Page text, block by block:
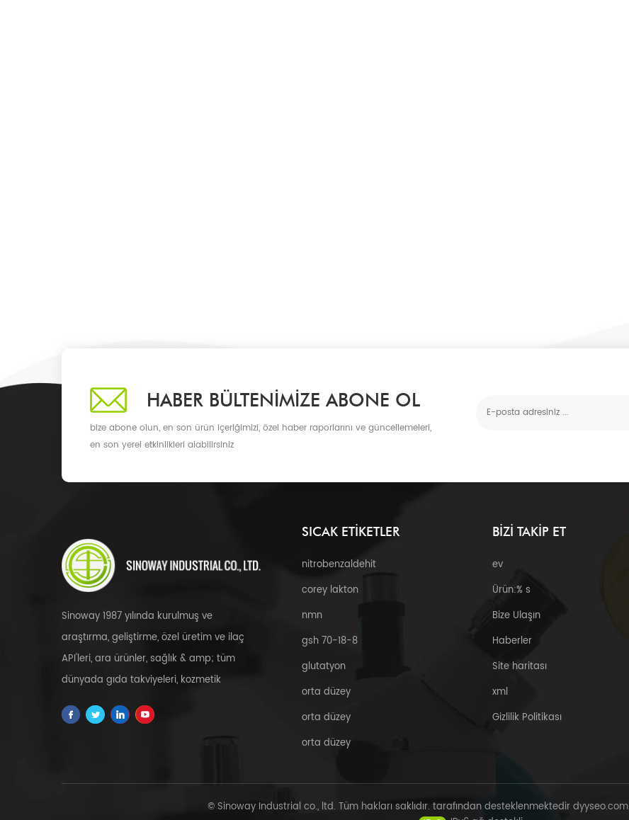
HABER BÜLTENIMIZE ABONE OL
bize abone olun, en son ürün içeriğimizi, özel haber raporlarını ve güncellemeleri,
en son yerel etkinlikleri alabilirsiniz
Sinoway 1987 yılında kurulmuş ve
araştırma, geliştirme, özel üretim ve ilaç
API'leri, ara ürünler, sağlık & amp; tüm
dünyada gıda takviyeleri, kozmetik
servis.
SICAK ETIKETLER
nitrobenzaldehit
corey lakton
nmn
gsh 70-18-8
glutatyon
orta düzey
orta düzey
orta düzey
BIZI TAKIP ET
ev
Ürün:% s
Bize Ulaşın
Haberler
Site haritası
xml
Gizlilik Politikası
© Sinoway Industrial co., ltd. Tüm hakları saklıdır. tarafından desteklenmektedirdyyseo.com